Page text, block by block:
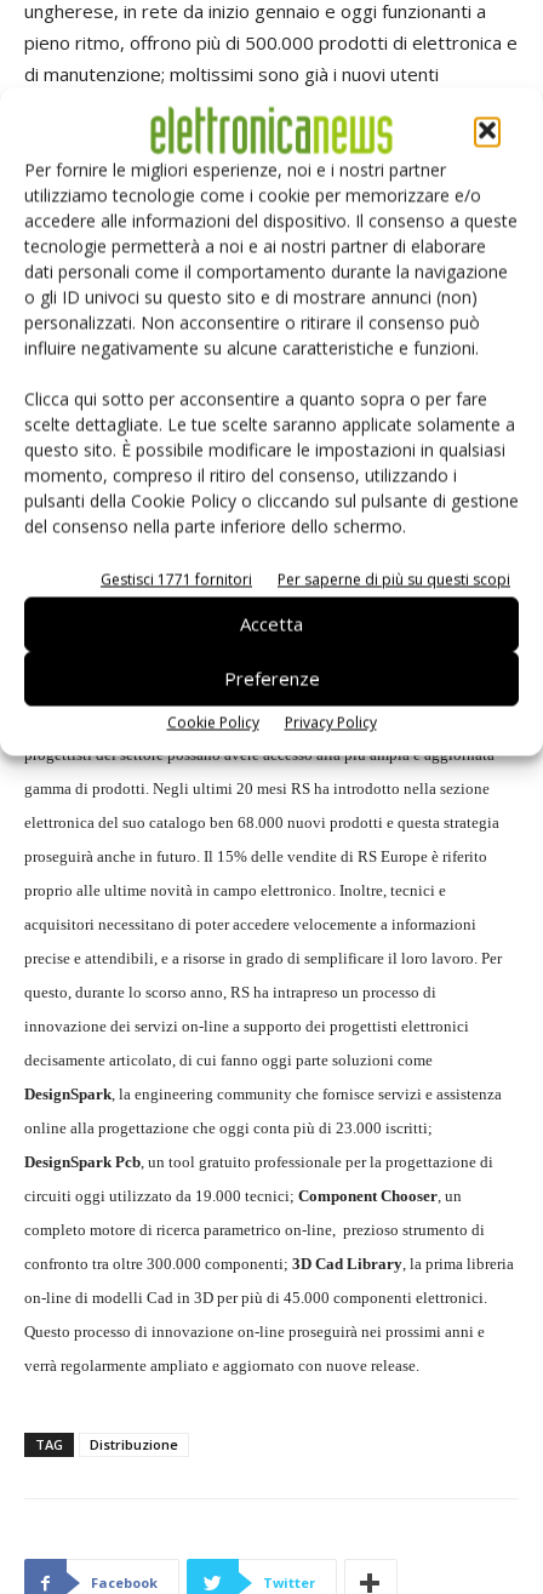
Per fornire le migliori esperienze, noi e i nostri partner
utilizziamo tecnologie come i cookie per memorizzare e/o
accedere alle informazioni del dispositivo. Il consenso a queste
tecnologie permetterà a noi e ai nostri partner di elaborare
dati personali come il comportamento durante la navigazione
o gli ID univoci su questo sito e di mostrare annunci (non)
personalizzati. Non acconsentire o ritirare il consenso può
influire negativamente su alcune caratteristiche e funzioni.
Clicca qui sotto per acconsentire a quanto sopra o per fare
scelte dettagliate. Le tue scelte saranno applicate solamente a
questo sito. È possibile modificare le impostazioni in qualsiasi
momento, compreso il ritiro del consenso, utilizzando i
pulsanti della Cookie Policy o cliccando sul pulsante di gestione
del consenso nella parte inferiore dello schermo.
Gestisci 1771 fornitori Per saperne di più su questi scopi
Accetta
Preferenze
Cookie Policy Privacy Policy
ungherese, in rete da inizio gennaio e oggi funzionanti a
pieno ritmo, offrono più di 500.000 prodotti di elettronica e
di manutenzione; moltissimi sono già i nuovi utenti
registrati, come pure le richieste e gli ordini, che vengono
processati ed evasi dal magazzino di Bad Hersfeld, in
Germania, nel medesimo giorno in cui è stato ricevuto
l'ordine. L'espansione verso l'Est europeo sarà
validamente supportata da team di vendita e di marketing
locali e regionali, con l'impegno di assicurare la stessa
qualità e affidabilità di servizi che già ora è il fiore
all'occhiello di RS all'interno degli altri mercati europei
consolidati. Partita inizialmente in Polonia, Repubblica Ceca
e Ungheria, la soluzione completa di e-commerce in lingua
e valuta locale di RS è infatti programmata per allargarsi,
nel giro di pochi mesi, anche ad altri Paesi est-europei.
Focus sull’elettronica
dicevamo, all’elettronica, settore che, a causa della sua pervasività, sta
registrando rapide crescite. Per far fronte a questa tendenza, RS ha definito
due aree strategiche di azione: l'ampliamento del catalogo e lo sviluppo di
un efficiente servizio on-line. La tecnologia dei componenti elettronici è in
costante e veloce evoluzione e, proprio per questo, è necessario che i
progettisti del settore possano avere accesso alla più ampia e aggiornata
gamma di prodotti. Negli ultimi 20 mesi RS ha introdotto nella sezione
elettronica del suo catalogo ben 68.000 nuovi prodotti e questa strategia
proseguirà anche in futuro. Il 15% delle vendite di RS Europe è riferito
proprio alle ultime novità in campo elettronico. Inoltre, tecnici e
acquisitori necessitano di poter accedere velocemente a informazioni
precise e attendibili, e a risorse in grado di semplificare il loro lavoro. Per
questo, durante lo scorso anno, RS ha intrapreso un processo di
innovazione dei servizi on-line a supporto dei progettisti elettronici
decisamente articolato, di cui fanno oggi parte soluzioni come
DesignSpark, la engineering community che fornisce servizi e assistenza
online alla progettazione che oggi conta più di 23.000 iscritti;
DesignSpark Pcb, un tool gratuito professionale per la progettazione di
circuiti oggi utilizzato da 19.000 tecnici; Component Chooser, un
completo motore di ricerca parametrico on-line, prezioso strumento di
confronto tra oltre 300.000 componenti; 3D Cad Library, la prima libreria
on-line di modelli Cad in 3D per più di 45.000 componenti elettronici.
Questo processo di innovazione on-line proseguirà nei prossimi anni e
verrà regolarmente ampliato e aggiornato con nuove release.
TAG Distribuzione
Facebook Twitter